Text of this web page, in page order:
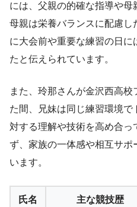
には、父親の的確な指導や母
母親は栄養バランスに配慮
に大会前や重要な練習の日
たと伝えられています。
また、玲那さんが金沢西高
た間、兄妹は同じ練習環境
対する理解や技術を高め合
ず、家族の一体感や相互サポ
います。
氏名 主な競技歴